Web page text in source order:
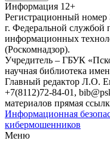
Информация 12+
Регистрационный
г. Федеральной службой
информационных
(Роскомнадзор).
Учредитель – ГБУК
научная библиотека
Главный редактор Л.О.
+7(8112)72-84-01,
материалов прямая
Информационная
кибермошенников
Меню